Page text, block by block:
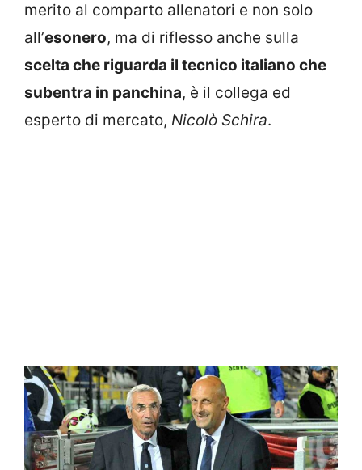
merito al comparto allenatori e non solo
all’esonero, ma di riflesso anche sulla
scelta che riguarda il tecnico italiano che
subentra in panchina, è il collega ed
esperto di mercato, Nicolò Schira.